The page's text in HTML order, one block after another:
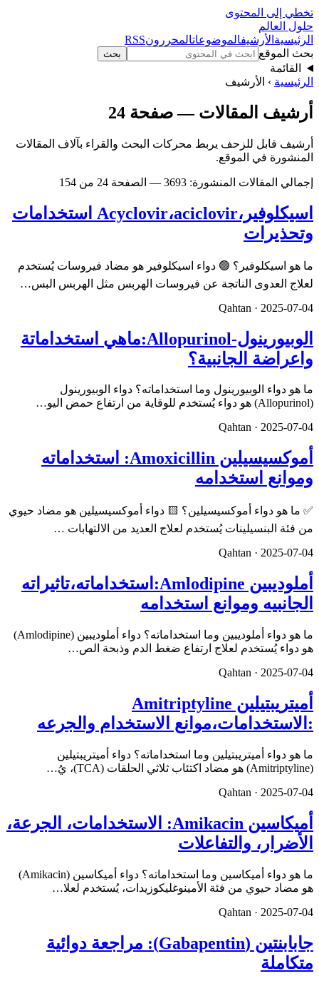
تخطي إلى المحتوى
حلول العالم
الرئيسية الأرشيفالموضوعاتالمحررونRSS
بحث الموقع
بحث
القائمة
الرئيسية › الأرشيف
أرشيف المقالات — صفحة 24
أرشيف قابل للزحف يربط محركات البحث والقراء بآلاف المقالات
المنشورة في الموقع.
إجمالي المقالات المنشورة: 3693 — الصفحة 24 من 154
اسيكلوفير،Acyclovir،aciclovir استخدامات
وتحذيرات
ما هو اسيكلوفير؟ 🟢 دواء اسيكلوفير هو مضاد فيروسات يُستخدم
لعلاج العدوى الناتجة عن فيروسات الهربس مثل الهربس البس…
Qahtan · 2025-07-04
الوبيورينول-Allopurinol:ماهي استخداماتة
واعراضة الجانبية؟
ما هو دواء الوبيورينول وما استخداماته؟ دواء الوبيورينول
(Allopurinol) هو دواء يُستخدم للوقاية من ارتفاع حمض اليو…
Qahtan · 2025-07-04
أموكسيسيلين Amoxicillin: استخداماته
وموانع استخدامه
✅ ما هو دواء أموكسيسيلين؟ 🟨 دواء أموكسيسيلين هو مضاد حيوي
من فئة البنسيلينات يُستخدم لعلاج العديد من الالتهابات …
Qahtan · 2025-07-04
أملوديبين Amlodipine:استخداماته،تاثيراته
الجانبيه وموانع استخدامه
ما هو دواء أملوديبين وما استخداماته؟ دواء أملوديبين (Amlodipine)
هو دواء يُستخدم لعلاج ارتفاع ضغط الدم وذبحة الص…
Qahtan · 2025-07-04
أميتريبتيلين Amitriptyline
:الاستخدامات،موانع الاستخدام والجرعه
ما هو دواء أميتريبتيلين وما استخداماته؟ دواء أميتريبتيلين
(Amitriptyline) هو مضاد اكتئاب ثلاثي الحلقات (TCA)، يُ…
Qahtan · 2025-07-04
أميكاسين Amikacin: الاستخدامات، الجرعة،
الأضرار، والتفاعلات
ما هو دواء أميكاسين وما استخداماته؟ دواء أميكاسين (Amikacin)
هو مضاد حيوي من فئة الأمينوغليكوزيدات، يُستخدم لعلا…
Qahtan · 2025-07-04
جابابنتين (Gabapentin): مراجعة دوائية
متكاملة